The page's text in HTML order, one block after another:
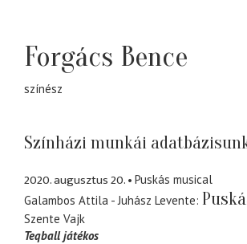
Forgács Bence
színész
Színházi munkái
2020. augusztus 20.
Puskás musical
Galambos Attila - Juhász Levente
Szente Vajk
Teqball játékos